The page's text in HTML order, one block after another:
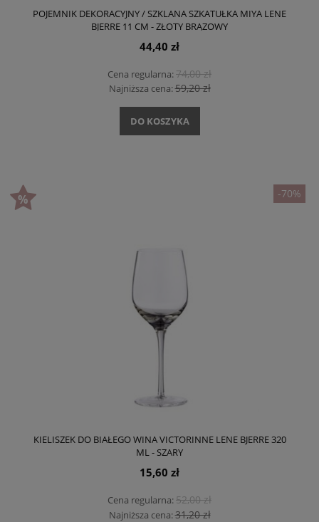
POJEMNIK DEKORACYJNY / SZKLANA SZKATUŁKA MIYA LENE
BJERRE 11 CM - ZŁOTY BRĄZOWY
44,40 zł
Cena regularna:74,00 zł
Najniższa cena:59,20 zł
DO KOSZYKA
KIELISZEK DO BIAŁEGO WINA VICTORINNE LENE BJERRE 320
ML - SZARY
15,60 zł
Cena regularna:52,00 zł
Najniższa cena:31,20 zł
-70%